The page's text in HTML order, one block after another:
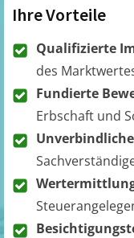
Ihre Vorteile
Qualifizierte
des
Fundierte
Erbschaft und